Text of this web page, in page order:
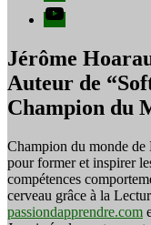
YouTube
Jérôme
Auteur de
Champion du
Champion du monde
pour former et inspirer
compétences
cerveau grâce à la
passiondapprendre.com